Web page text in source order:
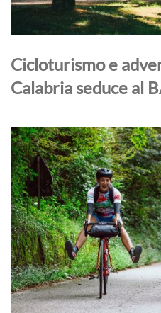
Cicloturismo e
Calabria seduce al